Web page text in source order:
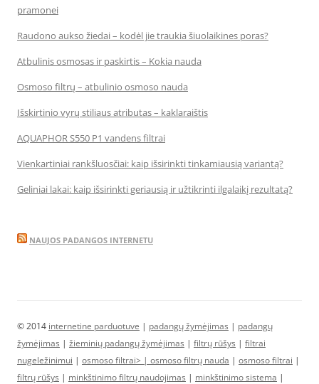
pramonei
Raudono aukso žiedai – kodėl jie traukia šiuolaikines poras?
Atbulinis osmosas ir paskirtis – Kokia nauda
Osmoso filtrų – atbulinio osmoso nauda
Išskirtinio vyrų stiliaus atributas – kaklaraištis
AQUAPHOR S550 P1 vandens filtrai
Vienkartiniai rankšluosčiai: kaip išsirinkti tinkamiausią variantą?
Geliniai lakai: kaip išsirinkti geriausią ir užtikrinti ilgalaikį rezultatą?
NAUJOS PADANGOS INTERNETU
© 2014 internetine parduotuve | padangų žymėjimas | padangų
žymėjimas | žieminių padangų žymėjimas | filtrų rūšys | filtrai
nugeležinimui | osmoso filtrai> | osmoso filtrų nauda | osmoso filtrai |
filtrų rūšys | minkštinimo filtrų naudojimas | minkštinimo sistema |